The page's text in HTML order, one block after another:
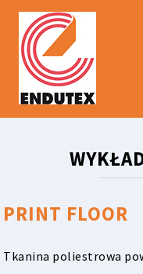
PRINT FLOOR
Tkanina poliestrowa